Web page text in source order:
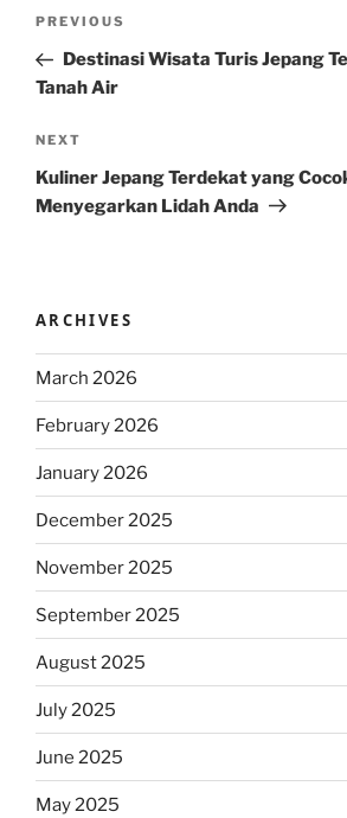
Previous
Post
PREVIOUS
Destinasi Wisata Turis Jepang
Tanah Air
Next
Post
NEXT
Kuliner Jepang Terdekat yang
Menyegarkan Lidah Anda
ARCHIVES
March 2026
February 2026
January 2026
December 2025
November 2025
September 2025
August 2025
July 2025
June 2025
May 2025